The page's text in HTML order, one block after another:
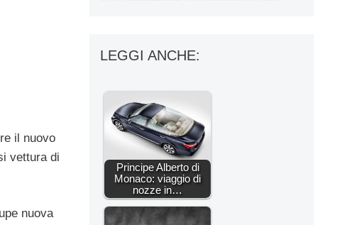
il nuovo
vettura di
nuova
LEGGI ANCHE:
Principe Alberto di
Monaco: viaggio di
nozze in…